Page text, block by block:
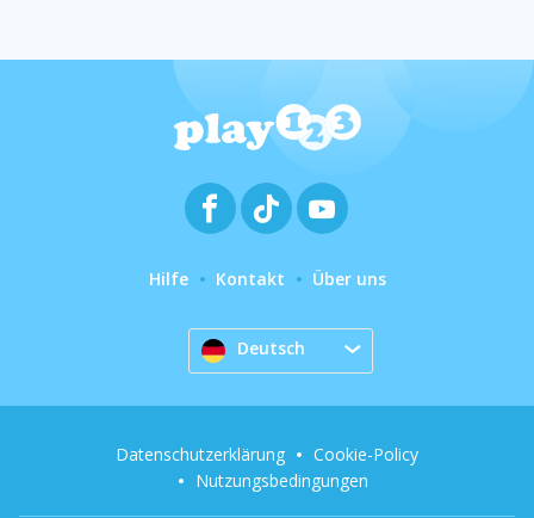
Hilfe Kontakt Über uns
Deutsch
Datenschutzerklärung
Cookie-Policy
Nutzungsbedingungen